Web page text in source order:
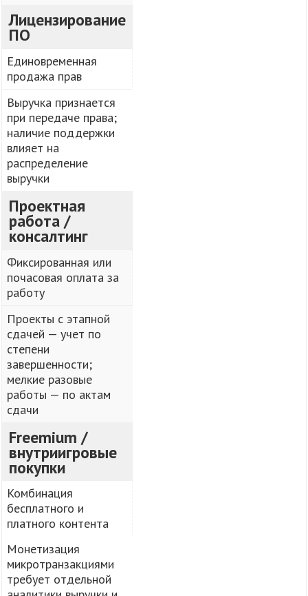
Лицензирование
ПО
Единовременная
продажа прав
Выручка признается
при передаче права;
наличие поддержки
влияет на
распределение
выручки
Проектная
работа /
консалтинг
Фиксированная или
почасовая оплата за
работу
Проекты с этапной
сдачей — учет по
степени
завершенности;
мелкие разовые
работы — по актам
сдачи
Freemium /
внутриигровые
покупки
Комбинация
бесплатного и
платного контента
Монетизация
микротранзакциями
требует отдельной